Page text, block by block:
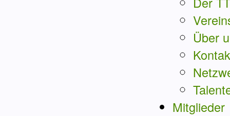
Über
Mitglieder